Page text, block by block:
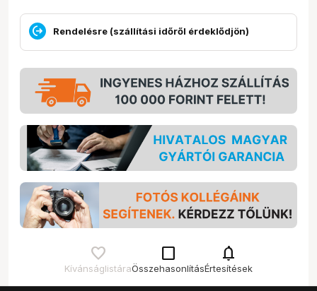
Rendelésre (szállítási időről érdeklődjön)
Kívánságlistára
check_box_outline_blank
Összehasonlítás
notifications
Értesítések